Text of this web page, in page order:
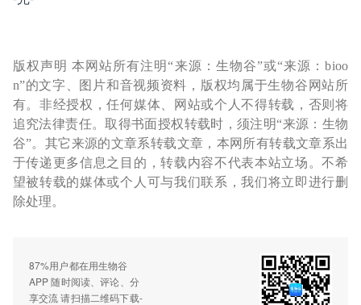
版权声明 本网站所有注明“来源：生物谷”或“来源：bioo
n”的文字、图片和音视频资料，版权均属于生物谷网站所
有。非经授权，任何媒体、网站或个人不得转载，否则将
追究法律责任。取得书面授权转载时，须注明“来源：生物
谷”。其它来源的文章系转载文章，本网所有转载文章系出
于传递更多信息之目的，转载内容不代表本站立场。不希
望被转载的媒体或个人可与我们联系，我们将立即进行删
除处理。
87%用户都在用生物谷
APP 随时阅读、评论、分
享交流 请扫描二维码下载-